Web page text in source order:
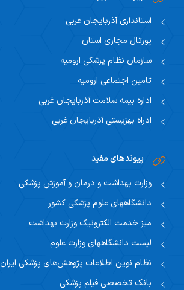
فرآیندهای آموزشی
فرآیندهای تحصیلات تکمیلی
کمیته ها و شوراها
آئین نامه ها و مقررات
تحصیلات تکمیلی
استانداری آذربایجان غربی
پورتال مجازی استان
سازمان نظام پزشکی ارومیه
تامین اجتماعی ارومیه
اداره بیمه سلامت آذربایجان غربی
ادراه بهزیستی آذربایجان غربی
پیوندهای مفید
وزارت بهداشت و درمان و آموزش پزشکی
دانشگاههای علوم پزشکی کشور
میز خدمت الکترونیک وزارت بهداشت
لیست دانشگاههای وزارت علوم
نظام نوین اطلاعات پژوهش‌های پزشکی ایران
بانک تخصصی فیلم پزشکی